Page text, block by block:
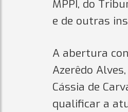
MPPI, do
e de outras
A abertura
Azerêdo
Cássia de
qualificar a